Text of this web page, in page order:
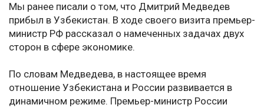
Мы ранее писали о том, что Дмитрий Медведев
прибыл в Узбекистан. В ходе своего визита премьер-
министр РФ рассказал о намеченных задачах двух
сторон в сфере экономике.
По словам Медведева, в настоящее время
отношение Узбекистана и России развивается в
динамичном режиме. Премьер-министр России